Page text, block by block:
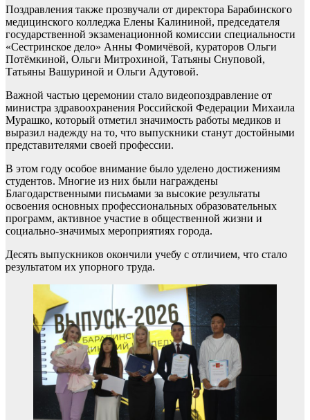
Поздравления также прозвучали от директора Барабинского
медицинского колледжа Елены Калининой, председателя
государственной экзаменационной комиссии специальности
«Сестринское дело» Анны Фомичёвой, кураторов Ольги
Потёмкиной, Ольги Митрохиной, Татьяны Снуповой,
Татьяны Вашуриной и Ольги Адутовой.
Важной частью церемонии стало видеопоздравление от
министра здравоохранения Российской Федерации Михаила
Мурашко, который отметил значимость работы медиков и
выразил надежду на то, что выпускники станут достойными
представителями своей профессии.
В этом году особое внимание было уделено достижениям
студентов. Многие из них были награждены
Благодарственными письмами за высокие результаты
освоения основных профессиональных образовательных
программ, активное участие в общественной жизни и
социально-значимых мероприятиях города.
Десять выпускников окончили учебу с отличием, что стало
результатом их упорного труда.